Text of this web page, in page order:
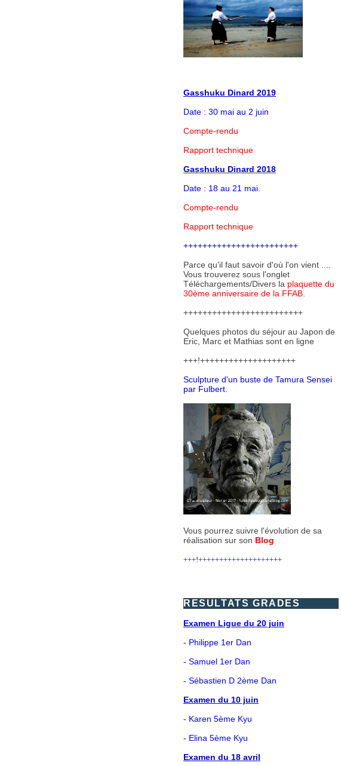
Gasshuku Dinard 2019
Date : 30 mai au 2 juin
Compte-rendu
Rapport technique
Gasshuku Dinard 2018
Date : 18 au 21 mai.
Compte-rendu
Rapport technique
++++++++++++++++++++++++
Parce qu'il faut savoir d'où l'on vient ....
Vous trouverez sous l'onglet
Téléchargements/Divers la plaquette du
30ème anniversaire de la FFAB
+++++++++++++++++++++++++
Quelques photos du séjour au Japon de
Eric, Marc et Mathias sont en ligne
+++!++++++++++++++++++++
Sculpture d'un buste de Tamura Sensei
par Fulbert.
Vous pourrez suivre l'évolution de sa
réalisation sur son Blog
+++!++++++++++++++++++++
RESULTATS GRADES
Examen Ligue du 20 juin
- Philippe 1er Dan
- Samuel 1er Dan
- Sébastien D 2ème Dan
Examen du 10 juin
- Karen 5ème Kyu
- Elina 5ème Kyu
Examen du 18 avril